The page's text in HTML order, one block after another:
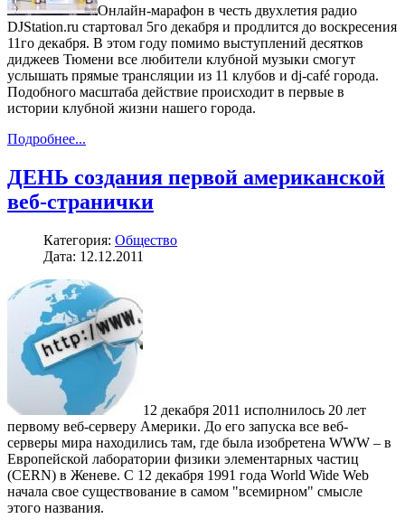
Онлайн-марафон в честь двухлетия радио
DJStation.ru стартовал 5го декабря и продлится до воскресения
11го декабря. В этом году помимо выступлений десятков
диджеев Тюмени все любители клубной музыки смогут
услышать прямые трансляции из 11 клубов и dj-café города.
Подобного масштаба действие происходит в первые в
истории клубной жизни нашего города.
Подробнее...
ДЕНЬ создания первой американской
веб-странички
Категория: Общество
Дата: 12.12.2011
12 декабря 2011 исполнилось 20 лет
первому веб-серверу Америки. До его запуска все веб-
серверы мира находились там, где была изобретена WWW – в
Европейской лаборатории физики элементарных частиц
(CERN) в Женеве. C 12 декабря 1991 года World Wide Web
начала свое существование в самом "всемирном" смысле
этого названия.